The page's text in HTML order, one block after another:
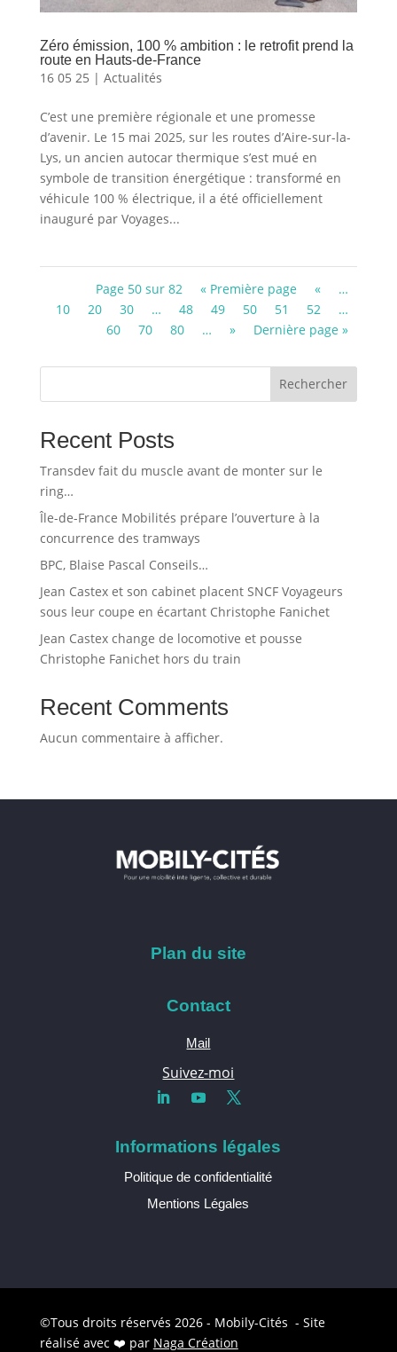
Zéro émission, 100 % ambition : le retrofit prend la
route en Hauts-de-France
16 05 25 | Actualités
C’est une première régionale et une promesse
d’avenir. Le 15 mai 2025, sur les routes d’Aire-sur-la-
Lys, un ancien autocar thermique s’est mué en
symbole de transition énergétique : transformé en
véhicule 100 % électrique, il a été officiellement
inauguré par Voyages...
Page 50 sur 82 « Première page «
…
10
20 30 … 48 49 50 51 52
…
60
70 80 … » Dernière page »
Rechercher
Recent Posts
Transdev fait du muscle avant de monter sur le
ring…
Île-de-France Mobilités prépare l’ouverture à la
concurrence des tramways
BPC, Blaise Pascal Conseils…
Jean Castex et son cabinet placent SNCF Voyageurs
sous leur coupe en écartant Christophe Fanichet
Jean Castex change de locomotive et pousse
Christophe Fanichet hors du train
Recent Comments
Aucun commentaire à afficher.
Plan du site
Contact
Mail
Suivez-moi
Informations légales
Politique de confidentialité
Mentions Légales
©Tous droits réservés 2026 - Mobily-Cités - Site
réalisé avec ❤️ par Naga Création